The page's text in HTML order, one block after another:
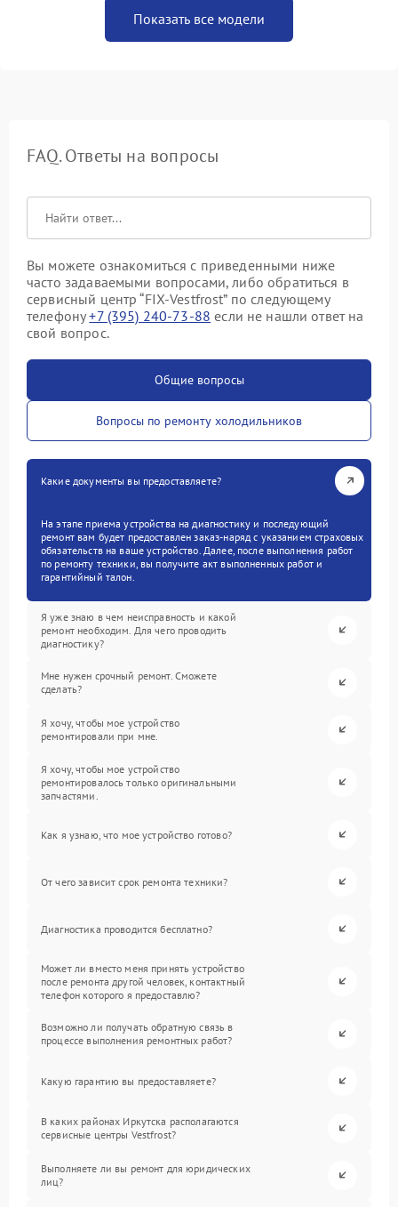
Показать все модели
FAQ. Ответы на вопросы
Вы можете ознакомиться с приведенными ниже
часто задаваемыми вопросами, либо обратиться в
сервисный центр “FIX-Vestfrost” по следующему
телефону+7 (395) 240-73-88 если не нашли ответ на
свой вопрос.
Общие вопросы
Вопросы по ремонту холодильников
Какие документы вы предоставляете?
На этапе приема устройства на диагностику и последующий
ремонт вам будет предоставлен заказ-наряд с указанием страховых
обязательств на ваше устройство. Далее, после выполнения работ
по ремонту техники, вы получите акт выполненных работ и
гарантийный талон.
Я уже знаю в чем неисправность и какой
ремонт необходим. Для чего проводить
диагностику?
Мне нужен срочный ремонт. Сможете
сделать?
Я хочу, чтобы мое устройство
ремонтировали при мне.
Я хочу, чтобы мое устройство
ремонтировалось только оригинальными
запчастями.
Как я узнаю, что мое устройство готово?
От чего зависит срок ремонта техники?
Диагностика проводится бесплатно?
Может ли вместо меня принять устройство
после ремонта другой человек, контактный
телефон которого я предоставлю?
Возможно ли получать обратную связь в
процессе выполнения ремонтных работ?
Какую гарантию вы предоставляете?
В каких районах Иркутска располагаются
сервисные центры Vestfrost?
Выполняете ли вы ремонт для юридических
лиц?